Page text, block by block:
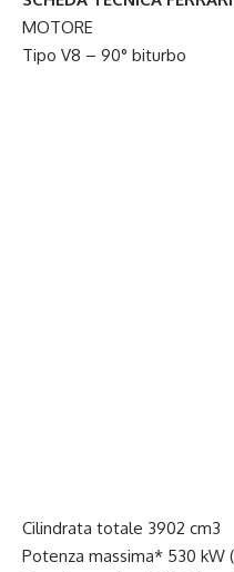
MOTORE
Tipo V8 – 90° biturbo
Cilindrata totale 3902 cm3
Potenza massima* 530 kW